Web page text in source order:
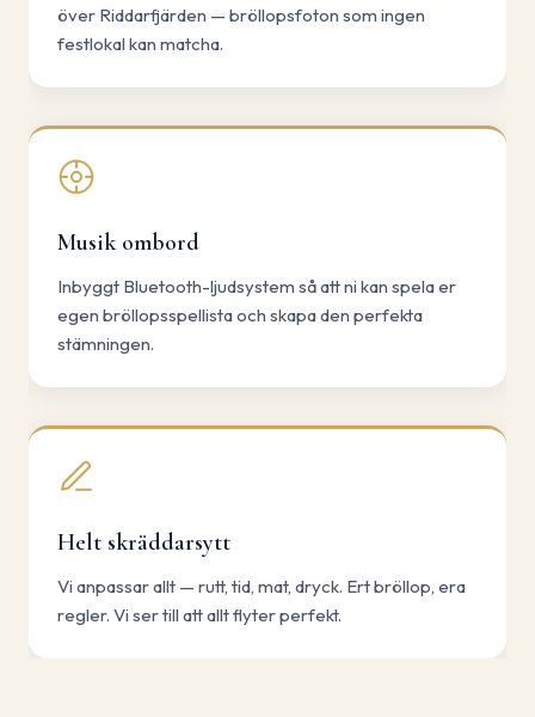
över Riddarfjärden — bröllopsfoton som ingen
festlokal kan matcha.
Musik ombord
Inbyggt Bluetooth-ljudsystem så att ni kan spela er
egen bröllopsspellista och skapa den perfekta
stämningen.
Helt skräddarsytt
Vi anpassar allt — rutt, tid, mat, dryck. Ert bröllop, era
regler. Vi ser till att allt flyter perfekt.